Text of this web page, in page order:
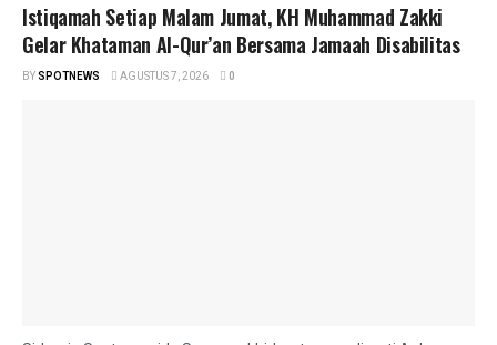
Istiqamah Setiap Malam Jumat, KH Muhammad Zakki
Gelar Khataman Al-Qur’an Bersama Jamaah Disabilitas
BYSPOTNEWS AGUSTUS 7, 2026 0